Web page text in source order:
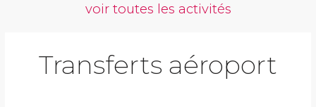
voir toutes les activités
Transferts aéroport